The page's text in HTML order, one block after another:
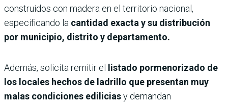
construidos con madera en el territorio nacional,
especificando la cantidad exacta y su distribución
por municipio, distrito y departamento.
Además, solicita remitir el
listado pormenorizado de
los locales hechos de ladrillo que presentan muy
malas condiciones ediliciasy demandan